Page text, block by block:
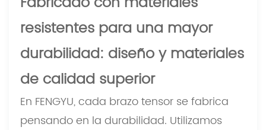
resistentes para una mayor
durabilidad: diseño y materiales
de calidad superior
En FENGYU, cada brazo tensor se fabrica
pensando en la durabilidad. Utilizamos